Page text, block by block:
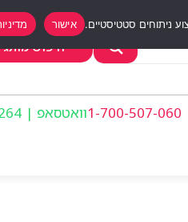
חיפוש
וואטסאפ | 053-333-6264
אישור